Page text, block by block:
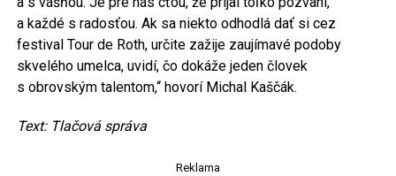
a každé s radosťou. Ak sa niekto odhodlá dať si cez
festival Tour de Roth, určite zažije zaujímavé podoby
skvelého umelca, uvidí, čo dokáže jeden človek
s obrovským talentom,“ hovorí Michal Kaščák.
Text: Tlačová správa
Reklama